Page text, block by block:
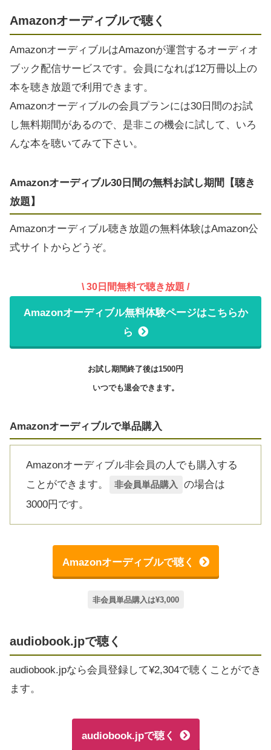
Amazonオーディブルで聴く
AmazonオーディブルはAmazonが運営するオーディオ
ブック配信サービスです。会員になれば12万冊以上の
本を聴き放題で利用できます。
Amazonオーディブルの会員プランには30日間のお試
し無料期間があるので、是非この機会に試して、いろ
んな本を聴いてみて下さい。
Amazonオーディブル30日間の無料お試し期間【聴き
放題】
Amazonオーディブル聴き放題の無料体験はAmazon公
式サイトからどうぞ。
\ 30日間無料で聴き放題 /
Amazonオーディブル無料体験ページはこちらか
ら
お試し期間終了後は1500円
いつでも退会できます。
Amazonオーディブルで単品購入
Amazonオーディブル非会員の人でも購入する
ことができます。
非会員単品購入
の場合は
3000円です。
Amazonオーディブルで聴く
非会員単品購入は¥3,000
audiobook.jpで聴く
audiobook.jpなら会員登録して¥2,304で聴くことができ
ます。
audiobook.jpで聴く